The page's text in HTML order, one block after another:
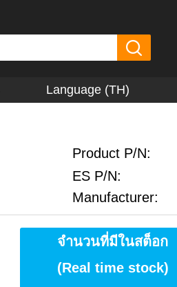
Language (TH)
Product P/N:
ES P/N:
Manufacturer:
จำนวนที่มีในสต็อก
(Real time stock)